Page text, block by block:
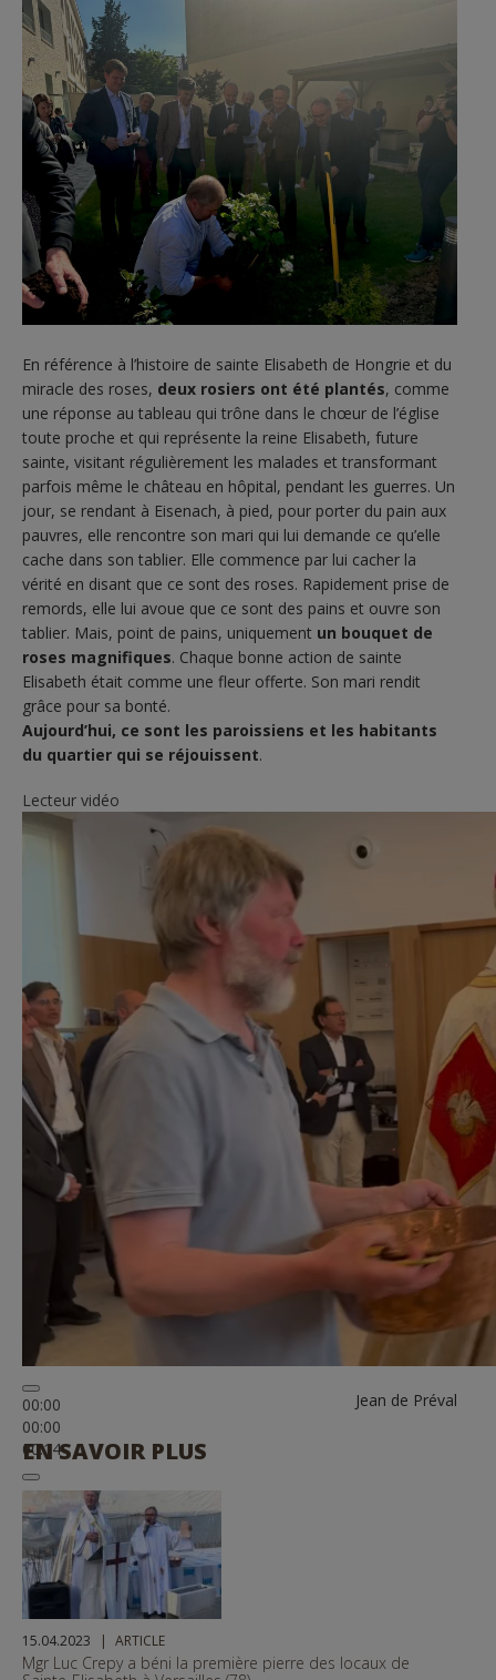
En référence à l’histoire de sainte Elisabeth de Hongrie et du
miracle des roses, deux rosiers ont été plantés, comme
une réponse au tableau qui trône dans le chœur de l’église
toute proche et qui représente la reine Elisabeth, future
sainte, visitant régulièrement les malades et transformant
parfois même le château en hôpital, pendant les guerres. Un
jour, se rendant à Eisenach, à pied, pour porter du pain aux
pauvres, elle rencontre son mari qui lui demande ce qu’elle
cache dans son tablier. Elle commence par lui cacher la
vérité en disant que ce sont des roses. Rapidement prise de
remords, elle lui avoue que ce sont des pains et ouvre son
tablier. Mais, point de pains, uniquement un bouquet de
roses magnifiques. Chaque bonne action de sainte
Elisabeth était comme une fleur offerte. Son mari rendit
grâce pour sa bonté.
Aujourd’hui, ce sont les paroissiens et les habitants
du quartier qui se réjouissent.
Lecteur vidéo
00:00
00:00
00:14
Jean de Préval
EN SAVOIR PLUS
15.04.2023 ARTICLE
Mgr Luc Crepy a béni la première pierre des locaux de